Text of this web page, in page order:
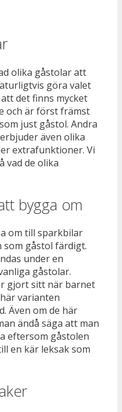
olika gåstolar att
göra valet
det finns mycket
och är först främst
just gåstol. Andra
även olika
extrafunktioner. Vi
vad de olika
bygga om
om till sparkbilar
gåstol färdigt.
under en
gåstolar.
gjort sitt när barnet
varianten
Även om de här
ändå säga att man
eftersom gåstolen
en kär leksak som